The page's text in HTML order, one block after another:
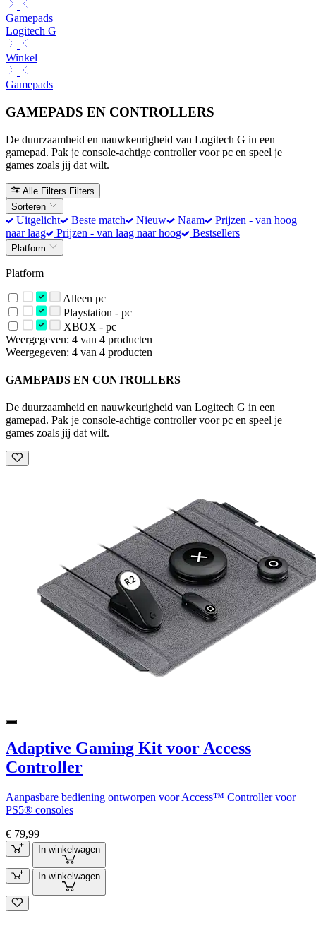
Gamepads
Logitech G
Winkel
Gamepads
GAMEPADS EN CONTROLLERS
De duurzaamheid en nauwkeurigheid van Logitech G in een
gamepad. Pak je console-achtige controller voor pc en speel je
games zoals jij dat wilt.
Alle Filters Filters
Sorteren
Uitgelicht Beste match Nieuw Naam
Prijzen - van hoog
naar laag
Prijzen - van laag naar hoog Bestsellers
Platform
Platform
Alleen pc
Playstation - pc
XBOX - pc
Weergegeven: 4 van 4 producten
Weergegeven: 4 van 4 producten
GAMEPADS EN CONTROLLERS
De duurzaamheid en nauwkeurigheid van Logitech G in een
gamepad. Pak je console-achtige controller voor pc en speel je
games zoals jij dat wilt.
Adaptive Gaming Kit voor Access
Controller
Aanpasbare bediening ontworpen voor Access™ Controller voor
PS5® consoles
€ 79,99
In winkelwagen
In winkelwagen